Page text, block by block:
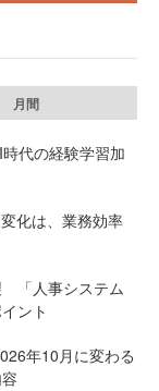
月間
代の経験学習加
化は、業務効率
「人事システム
ント
年10月に変わる